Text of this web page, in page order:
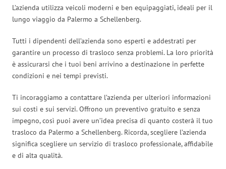
L’azienda utilizza veicoli moderni e ben equipaggiati, ideali per il
lungo viaggio da Palermo a Schellenberg.
Tutti i dipendenti dell’azienda sono esperti e addestrati per
garantire un processo di trasloco senza problemi. La loro priorità
è assicurarsi che i tuoi beni arrivino a destinazione in perfette
condizioni e nei tempi previsti.
Ti incoraggiamo a contattare l’azienda per ulteriori informazioni
sui costi e sui servizi. Offrono un preventivo gratuito e senza
impegno, così puoi avere un’idea precisa di quanto costerà il tuo
trasloco da Palermo a Schellenberg. Ricorda, scegliere l’azienda
significa scegliere un servizio di trasloco professionale, affidabile
e di alta qualità.